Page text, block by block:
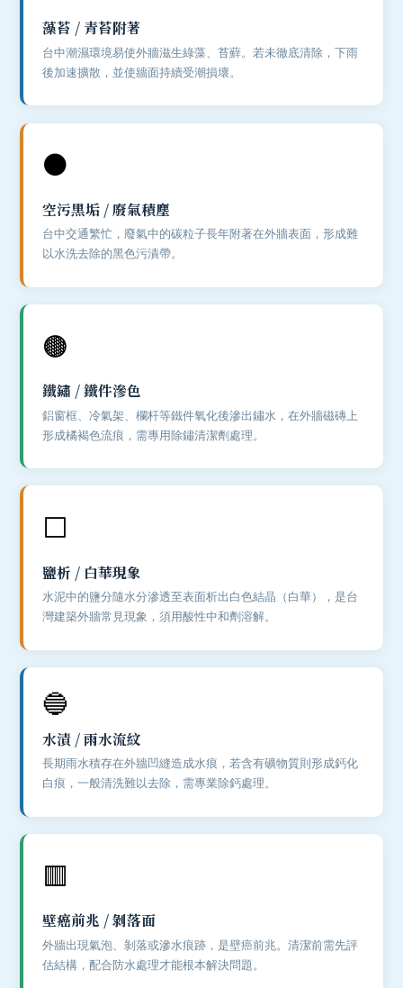
藻苔 / 青苔附著
台中潮濕環境易使外牆滋生綠藻、苔蘚。若未徹底清除，下雨
後加速擴散，並使牆面持續受潮損壞。
⚫
空污黑垢 / 廢氣積塵
台中交通繁忙，廢氣中的碳粒子長年附著在外牆表面，形成難
以水洗去除的黑色污漬帶。
🟤
鐵鏽 / 鐵件滲色
鋁窗框、冷氣架、欄杆等鐵件氧化後滲出鏽水，在外牆磁磚上
形成橘褐色流痕，需專用除鏽清潔劑處理。
⬜
鹽析 / 白華現象
水泥中的鹽分隨水分滲透至表面析出白色結晶（白華），是台
灣建築外牆常見現象，須用酸性中和劑溶解。
🔵
水漬 / 雨水流紋
長期雨水積存在外牆凹縫造成水痕，若含有礦物質則形成鈣化
白痕，一般清洗難以去除，需專業除鈣處理。
🟥
壁癌前兆 / 剝落面
外牆出現氣泡、剝落或滲水痕跡，是壁癌前兆。清潔前需先評
估結構，配合防水處理才能根本解決問題。